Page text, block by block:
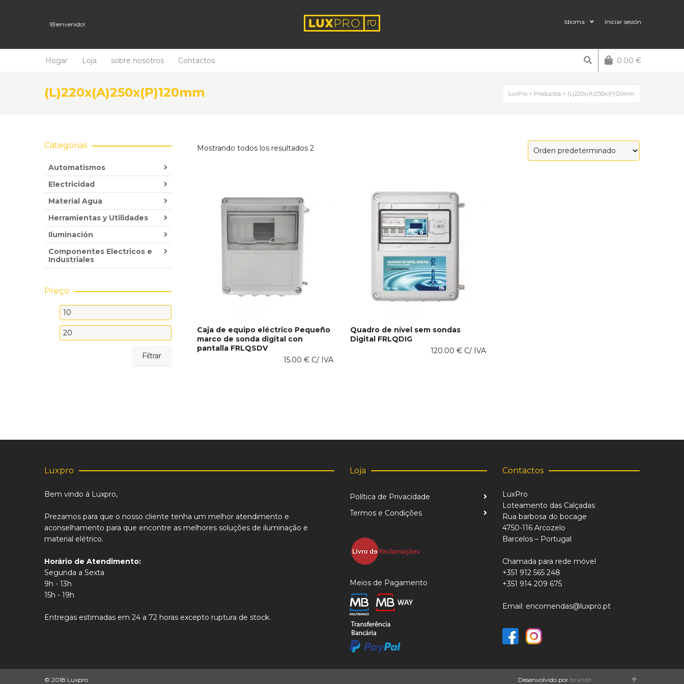
!Bienvenido! Idioma Iniciar sesión
Hogar Loja sobre nosotros Contactos 0.00 €
(L)220x(A)250x(P)120mm LuxPro > Productos > (L)220x(A)250x(P)120mm
Mostrando todos los resultados 2
AÑADIR AL CARRITO
Caja de equipo eléctrico Pequeño
marco de sonda digital con
pantalla FRLQSDV
15.00 €C/ IVA
SELECCIONAR OPCIONES
Este
en
de
Quadro de nível sem sondas
Digital FRLQDIG
120.00€ C/ IVA
Categorias
Automatismos
Electricidad
Material Agua
Herramientas y Utilidades
Iluminación
Componentes Electricos e
Industriales
Preço
Precio
mínimo
Precio
máximo
Filtrar
Luxpro
Bem vindo á Luxpro,
Prezamos para que o nosso cliente tenha um melhor atendimento e
aconselhamento para que encontre as melhores soluções de iluminação e
material elétrico.
Horário de Atendimento:
Segunda a Sexta
9h - 13h
15h - 19h
Entregas estimadas em 24 a 72 horas excepto ruptura de stock.
Loja
Política de Privacidade
Termos e Condições
Meios de Pagamento
Contactos
LuxPro
Loteamento das Calçadas
Rua barbosa do bocage
4750-116 Arcozelo
Barcelos – Portugal
Chamada para rede móvel
+351 912 565 248
+351 914 209 675
Email: encomendas@luxpro.pt
© 2018 Luxpro Desenvolvido por brandit